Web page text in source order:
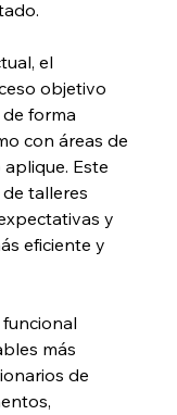
el
objetivo
forma
con áreas de
Este
talleres
y
eficiente y
más
de